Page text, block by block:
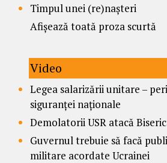
Timpul unei (re)nașteri
Afișează toată proza scurtă
Video
Legea salarizării unitare –
siguranței naționale
Demolatorii USR atacă
Guvernul trebuie să facă
militare acordate Ucrainei